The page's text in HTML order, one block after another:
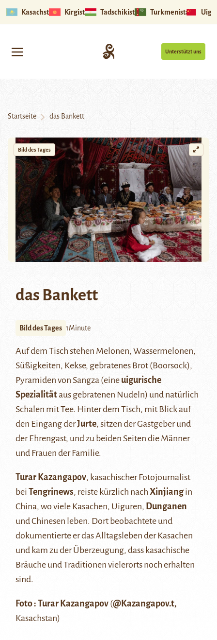
Kasachstan Kirgistan Tadschikistan Turkmenistan
Unterstützt uns
Startseite das Bankett
Bild des Tages
das Bankett
Bild des Tages 1Minute
Auf dem Tisch stehen Melonen, Wassermelonen,
Süßigkeiten, Kekse, gebratenes Brot (Boorsock),
Pyramiden von Sangza (eine uigurische
Spezialitätaus gebratenen Nudeln) und natürlich
Schalen mit Tee. Hinter dem Tisch, mit Blick auf
den Eingang derJurte, sitzen der Gastgeber und
der Ehrengast, und zu beiden Seiten die Männer
und Frauen der Familie.
Turar Kazangapov, kasachischer Fotojournalist
bei Tengrinews, reiste kürzlich nach Xinjiangin
China, wo viele Kasachen, Uiguren, Dunganen
und Chinesen leben. Dort beobachtete und
dokumentierte er das Alltagsleben der Kasachen
und kam zu der Überzeugung, dass kasachische
Bräuche und Traditionen vielerorts noch erhalten
sind.
Foto : Turar Kazangapov (@Kazangapov.t,
Kasachstan)